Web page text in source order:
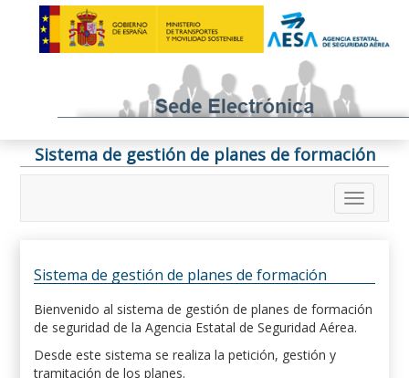
Sistema de gestión de planes de formación
Sistema de gestión de planes de formación
Bienvenido al sistema de gestión de planes de formación
de seguridad de la Agencia Estatal de Seguridad Aérea.
Desde este sistema se realiza la petición, gestión y
tramitación de los planes.